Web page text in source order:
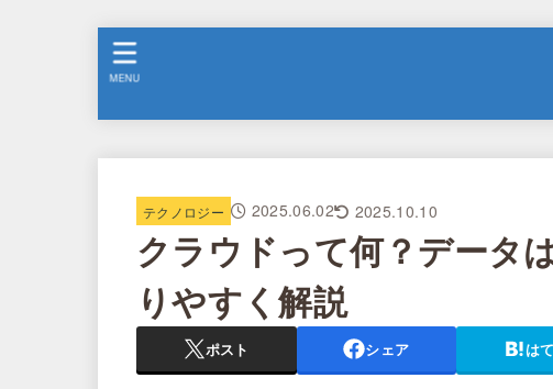
MENU
テクノロジー 2025.06.02 2025.10.10
クラウドって何？データ
りやすく解説
ポスト シェア は